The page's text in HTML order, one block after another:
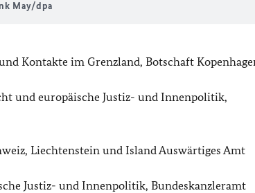
May/dpa
Kontakte im Grenzland, Botschaft
und europäische Justiz- und Innenpolitik,
Liechtenstein und Island Auswärtiges Amt
Justiz- und Innenpolitik, Bundeskanzleramt